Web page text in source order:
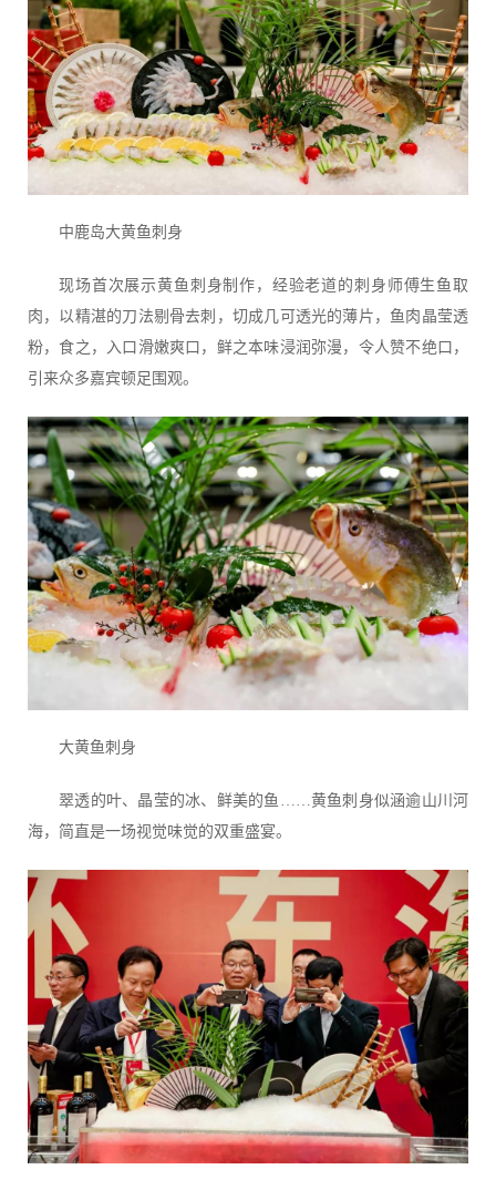
中鹿岛大黄鱼刺身
现场首次展示黄鱼刺身制作，经验老道的刺身师傅生鱼取
肉，以精湛的刀法剔骨去刺，切成几可透光的薄片，鱼肉晶莹透
粉，食之，入口滑嫩爽口，鲜之本味浸润弥漫，令人赞不绝口，
引来众多嘉宾顿足围观。
大黄鱼刺身
翠透的叶、晶莹的冰、鲜美的鱼……黄鱼刺身似涵逾山川河
海，简直是一场视觉味觉的双重盛宴。